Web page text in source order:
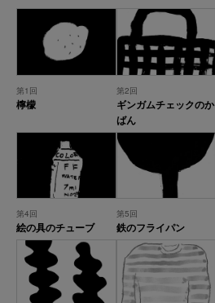
第1回
檸檬
第2回
ギンガムチェックのか
ばん
第4回
絵の具のチューブ
第5回
鉄のフライパン